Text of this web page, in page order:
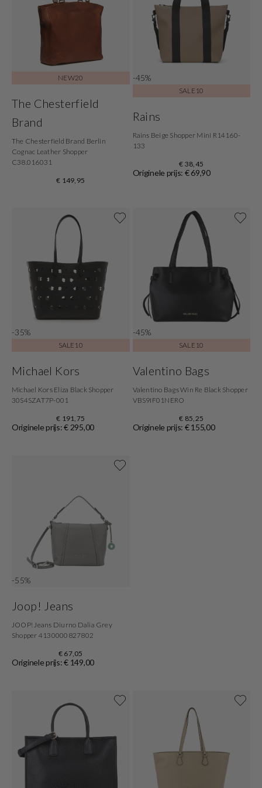
NEW20
The Chesterfield
Brand
The Chesterfield Brand Berlin
Cognac Leather Shopper
C38.016031
€ 149,95
-45%
SALE10
Rains
Rains Beige Shopper Mini R14160-
133
€ 38,45
Originele prijs: € 69,90
-35%
SALE10
Michael Kors
Michael Kors Eliza Black Shopper
30S4SZAT7P-001
€ 191,75
Originele prijs: € 295,00
-45%
SALE10
Valentino Bags
Valentino Bags Win Re Black Shopper
VBS9IF01NERO
€ 85,25
Originele prijs: € 155,00
-55%
Joop! Jeans
JOOP! Jeans Diurno Dalia Grey
Shopper 4130000827802
€ 67,05
Originele prijs: € 149,00